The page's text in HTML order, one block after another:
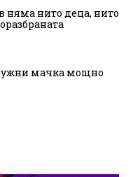
няма нито деца, нито
мачка мощно